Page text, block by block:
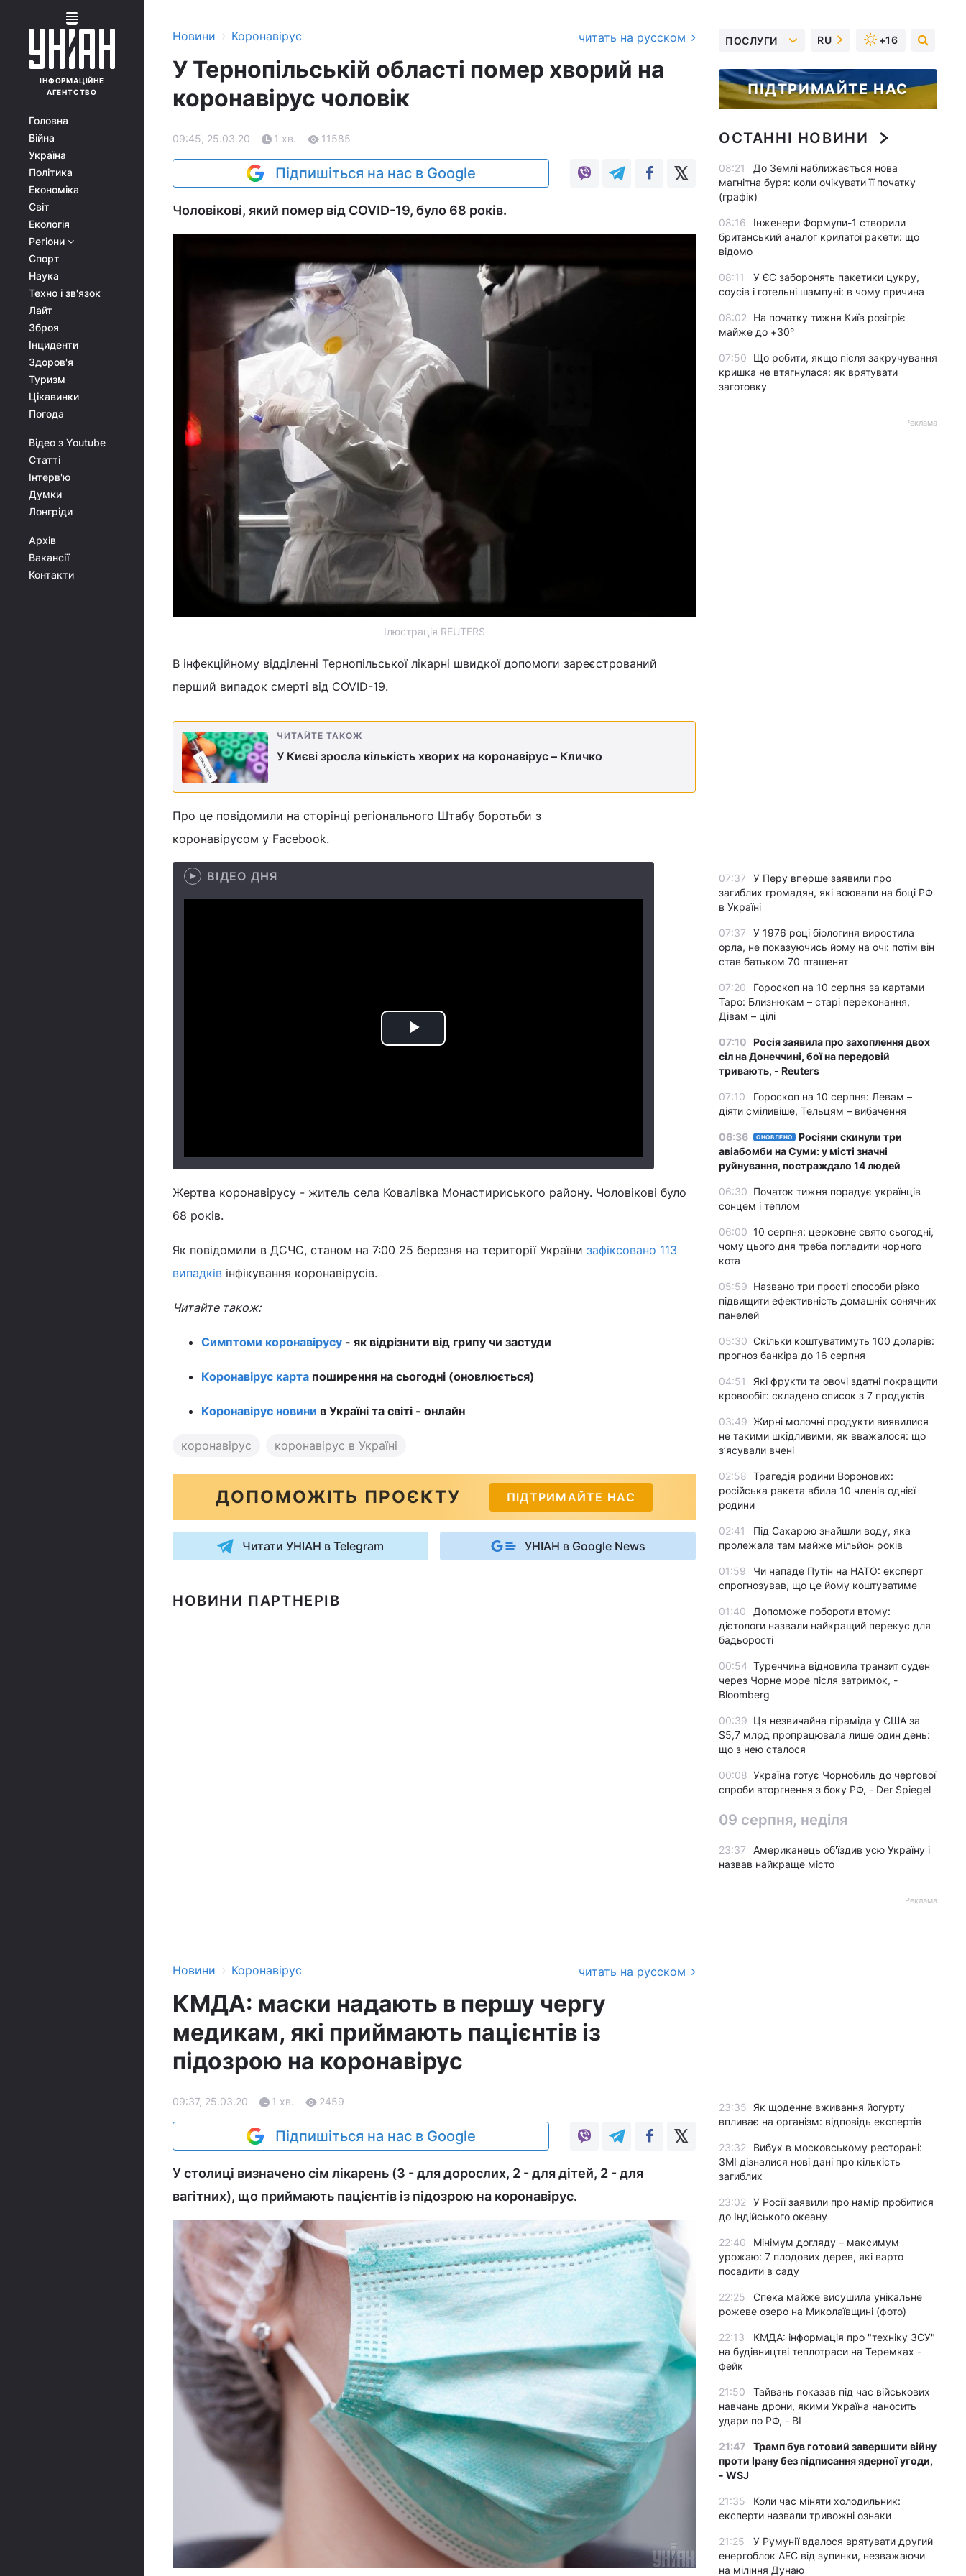
ІНФОРМАЦІЙНЕ
АГЕНТСТВО
Головна
Війна
Україна
Політика
Економіка
Світ
Екологія
Регіони
Спорт
Наука
Техно і зв'язок
Лайт
Зброя
Інциденти
Здоров'я
Туризм
Цікавинки
Погода
Відео з Youtube
Статті
Інтерв'ю
Думки
Лонгріди
Архів
Вакансії
Контакти
Новини › Коронавірус читать на русском
У Тернопільській області помер хворий на
коронавірус чоловік
09:45, 25.03.20 1 хв. 11585
Підпишіться на нас в Google
Чоловікові, який помер від COVID-19, було 68 років.
Ілюстрація REUTERS
В інфекційному відділенні Тернопільської лікарні швидкої допомоги зареєстрований
перший випадок смерті від COVID-19.
ЧИТАЙТЕ ТАКОЖ
У Києві зросла кількість хворих на коронавірус – Кличко
Про це повідомили на сторінці регіонального Штабу боротьби з
коронавірусом у Facebook.
ВІДЕО ДНЯ
Play
Жертва коронавірусу - житель села Ковалівка Монастириського району. Чоловікові було
68 років.
Як повідомили в ДСЧС, станом на 7:00 25 березня на території України зафіксовано 113
випадків інфікування коронавірусів.
Читайте також:
Симптоми коронавірусу - як відрізнити від грипу чи застуди
Коронавірус карта поширення на сьогодні (оновлюється)
Коронавірус новини в Україні та світі - онлайн
коронавірус коронавірус в Україні
ДОПОМОЖІТЬ ПРОЄКТУ ПІДТРИМАЙТЕ НАС
Читати УНІАН в Telegram УНІАН в Google News
НОВИНИ ПАРТНЕРІВ
Новини › Коронавірус читать на русском
КМДА: маски надають в першу чергу
медикам, які приймають пацієнтів із
підозрою на коронавірус
09:37, 25.03.20 1 хв. 2459
Підпишіться на нас в Google
У столиці визначено сім лікарень (3 - для дорослих, 2 - для дітей, 2 - для
вагітних), що приймають пацієнтів із підозрою на коронавірус.
ПОСЛУГИ RU +16
ПІДТРИМАЙТЕ НАС
ОСТАННІ НОВИНИ
08:21
До Землі наближається нова
магнітна буря: коли очікувати її початку
(графік)
08:16
Інженери Формули-1 створили
британський аналог крилатої ракети: що
відомо
08:11
У ЄС заборонять пакетики цукру,
соусів і готельні шампуні: в чому причина
08:02
На початку тижня Київ розігріє
майже до +30°
07:50
Що робити, якщо після закручування
кришка не втягнулася: як врятувати
заготовку
Реклама
07:37
У Перу вперше заявили про
загиблих громадян, які воювали на боці РФ
в Україні
07:37
У 1976 році біологиня виростила
орла, не показуючись йому на очі: потім він
став батьком 70 пташенят
07:20
Гороскоп на 10 серпня за картами
Таро: Близнюкам – старі переконання,
Дівам – цілі
07:10 Росія заявила про захоплення двох
сіл на Донеччині, бої на передовій
тривають, - Reuters
07:10
Гороскоп на 10 серпня: Левам –
діяти сміливіше, Тельцям – вибачення
06:36 ОНОВЛЕНО
Росіяни скинули три
авіабомби на Суми: у місті значні
руйнування, постраждало 14 людей
06:30 Початок тижня порадує українців
сонцем і теплом
06:00 10 серпня: церковне свято сьогодні,
чому цього дня треба погладити чорного
кота
05:59 Названо три прості способи різко
підвищити ефективність домашніх сонячних
панелей
05:30 Скільки коштуватимуть 100 доларів:
прогноз банкіра до 16 серпня
04:51
Які фрукти та овочі здатні покращити
кровообіг: складено список з 7 продуктів
03:49 Жирні молочні продукти виявилися
не такими шкідливими, як вважалося: що
з’ясували вчені
02:58 Трагедія родини Воронових:
російська ракета вбила 10 членів однієї
родини
02:41
Під Сахарою знайшли воду, яка
пролежала там майже мільйон років
01:59
Чи нападе Путін на НАТО: експерт
спрогнозував, що це йому коштуватиме
01:40
Допоможе побороти втому:
дієтологи назвали найкращий перекус для
бадьорості
00:54 Туреччина відновила транзит суден
через Чорне море після затримок, -
Bloomberg
00:39 Ця незвичайна піраміда у США за
$5,7 млрд пропрацювала лише один день:
що з нею сталося
00:08 Україна готує Чорнобиль до чергової
спроби вторгнення з боку РФ, - Der Spiegel
09 серпня, неділя
23:37
Американець об'їздив усю Україну і
назвав найкраще місто
Реклама
23:35 Як щоденне вживання йогурту
впливає на організм: відповідь експертів
23:32
Вибух в московському ресторані:
ЗМІ дізналися нові дані про кількість
загиблих
23:02
У Росії заявили про намір пробитися
до Індійського океану
22:40
Мінімум догляду – максимум
урожаю: 7 плодових дерев, які варто
посадити в саду
22:25
Спека майже висушила унікальне
рожеве озеро на Миколаївщині (фото)
22:13
КМДА: інформація про "техніку ЗСУ"
на будівництві теплотраси на Теремках -
фейк
21:50
Тайвань показав під час військових
навчань дрони, якими Україна наносить
удари по РФ, - BI
21:47
Трамп був готовий завершити війну
проти Ірану без підписання ядерної угоди,
- WSJ
21:35
Коли час міняти холодильник:
експерти назвали тривожні ознаки
21:25
У Румунії вдалося врятувати другий
енергоблок АЕС від зупинки, незважаючи
на міління Дунаю